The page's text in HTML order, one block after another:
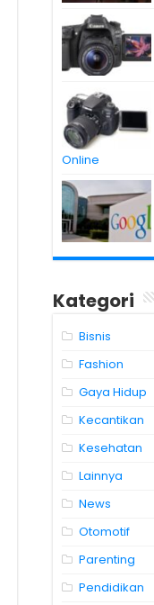
Online
Kategori
Bisnis
Fashion
Gaya Hidup
Kecantikan
Kesehatan
Lainnya
News
Otomotif
Parenting
Pendidikan